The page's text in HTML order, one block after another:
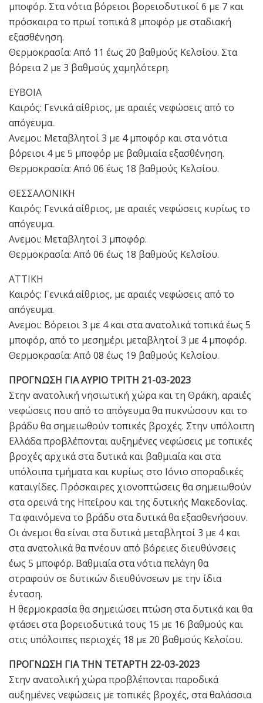
μποφόρ. Στα νότια βόρειοι βορειοδυτικοί 6 με 7 και
πρόσκαιρα το πρωί τοπικά 8 μποφόρ με σταδιακή
εξασθένηση.
Θερμοκρασία: Από 11 έως 20 βαθμούς Κελσίου. Στα
βόρεια 2 με 3 βαθμούς χαμηλότερη.
ΕΥΒΟΙΑ
Καιρός: Γενικά αίθριος, με αραιές νεφώσεις από το
απόγευμα.
Ανεμοι: Μεταβλητοί 3 με 4 μποφόρ και στα νότια
βόρειοι 4 με 5 μποφόρ με βαθμιαία εξασθένηση.
Θερμοκρασία: Από 06 έως 18 βαθμούς Κελσίου.
ΘΕΣΣΑΛΟΝΙΚΗ
Καιρός: Γενικά αίθριος, με αραιές νεφώσεις κυρίως το
απόγευμα.
Ανεμοι: Μεταβλητοί 3 μποφόρ.
Θερμοκρασία: Από 06 έως 18 βαθμούς Κελσίου.
ΑΤΤΙΚΗ
Καιρός: Γενικά αίθριος, με αραιές νεφώσεις από το
απόγευμα.
Ανεμοι: Βόρειοι 3 με 4 και στα ανατολικά τοπικά έως 5
μποφόρ, από το μεσημέρι μεταβλητοί 3 με 4 μποφόρ.
Θερμοκρασία: Από 08 έως 19 βαθμούς Κελσίου.
ΠΡΟΓΝΩΣΗ ΓΙΑ ΑΥΡΙΟ ΤΡΙΤΗ 21-03-2023
Στην ανατολική νησιωτική χώρα και τη Θράκη, αραιές
νεφώσεις που από το απόγευμα θα πυκνώσουν και το
βράδυ θα σημειωθούν τοπικές βροχές. Στην υπόλοιπη
Ελλάδα προβλέπονται αυξημένες νεφώσεις με τοπικές
βροχές αρχικά στα δυτικά και βαθμιαία και στα
υπόλοιπα τμήματα και κυρίως στο Ιόνιο σποραδικές
καταιγίδες. Πρόσκαιρες χιονοπτώσεις θα σημειωθούν
στα ορεινά της Ηπείρου και της δυτικής Μακεδονίας.
Τα φαινόμενα το βράδυ στα δυτικά θα εξασθενήσουν.
Οι άνεμοι θα είναι στα δυτικά μεταβλητοί 3 με 4 και
στα ανατολικά θα πνέουν από βόρειες διευθύνσεις
έως 5 μποφόρ. Βαθμιαία στα νότια πελάγη θα
στραφούν σε δυτικών διευθύνσεων με την ίδια
ένταση.
Η θερμοκρασία θα σημειώσει πτώση στα δυτικά και θα
φτάσει στα βορειοδυτικά τους 15 με 16 βαθμούς και
στις υπόλοιπες περιοχές 18 με 20 βαθμούς Κελσίου.
ΠΡΟΓΝΩΣΗ ΓΙΑ ΤΗΝ ΤΕΤΑΡΤΗ 22-03-2023
Στην ανατολική χώρα προβλέπονται παροδικά
αυξημένες νεφώσεις με τοπικές βροχές, στα θαλάσσια